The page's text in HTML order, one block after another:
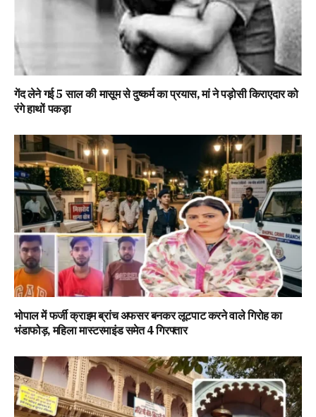
गेंद लेने गई 5 साल की मासूम से दुष्कर्म का प्रयास, मां ने पड़ोसी किराएदार को
रंगे हाथों पकड़ा
भोपाल में फर्जी क्राइम ब्रांच अफसर बनकर लूटपाट करने वाले गिरोह का
भंडाफोड़, महिला मास्टरमाइंड समेत 4 गिरफ्तार